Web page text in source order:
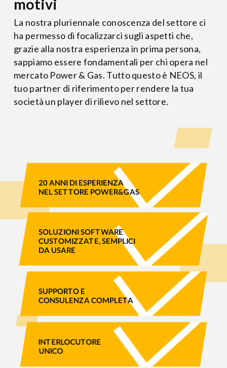
motivi
La nostra pluriennale conoscenza del settore ci
ha permesso di focalizzarci sugli aspetti che,
grazie alla nostra esperienza in prima persona,
sappiamo essere fondamentali per chi opera nel
mercato Power & Gas. Tutto questo è NEOS, il
tuo partner di riferimento per rendere la tua
società un player di rilievo nel settore.
SOLUZIONI SOFTWARE
CUSTOMIZZATE, SEMPLICI
DA USARE
20 ANNI DI ESPERIENZA
NEL SETTORE POWER&GAS
INTERLOCUTORE
UNICO
SUPPORTO E
CONSULENZA COMPLETA